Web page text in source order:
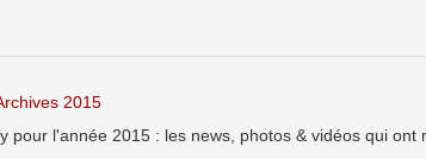
2015
pour l'année 2015 : les news, photos & vidéos qui